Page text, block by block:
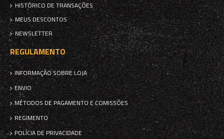
HISTÓRICO DE TRANSAÇÕES
MEUS DESCONTOS
NEWSLETTER
REGULAMENTO
INFORMAÇÃO SOBRE LOJA
ENVIO
MÉTODOS DE PAGAMENTO E COMISSÕES
REGIMENTO
POLÍCIA DE PRIVACIDADE